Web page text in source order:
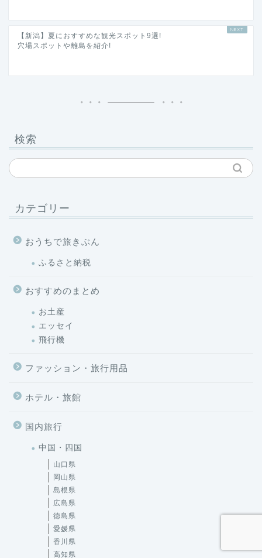
【新潟】夏におすすめな観光スポット9選!
穴場スポットや離島を紹介!
検索
カテゴリー
おうちで旅きぶん
ふるさと納税
おすすめのまとめ
お土産
エッセイ
飛行機
ファッション・旅行用品
ホテル・旅館
国内旅行
中国・四国
山口県
岡山県
島根県
広島県
徳島県
愛媛県
香川県
高知県